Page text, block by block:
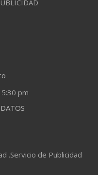
pm
.Servicio de Publicidad